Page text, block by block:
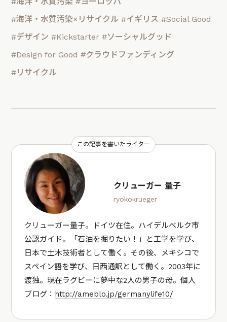
#海洋・水質汚染×リサイクル #イギリス #Social Good
#デザイン #Kickstarter #ソーシャルグッド
#Design for Good #クラウドファンディング
#リサイクル
この記事を書いたライター
クリューガー 量子
ryokokrueger
クリューガー量子。ドイツ在住。ハイデルベルク市
公認ガイド。「石油を掘りたい！」と工学を学び、
日本で土木技術者として働く。その後、メキシコで
スペイン語を学び、日西通訳として働く。2003年に
渡独。現在ラグビーに夢中な2人の男子の母。個人
ブログ： http://ameblo.jp/germanylife10/